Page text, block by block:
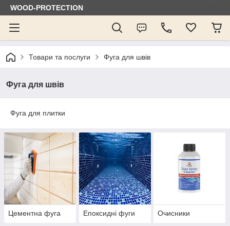
WOOD-PROTECTION
Товари та послуги Фуга для швів
Фуга для швів
Фуга для плитки
Цементна фуга Епоксидні фуги Очисники